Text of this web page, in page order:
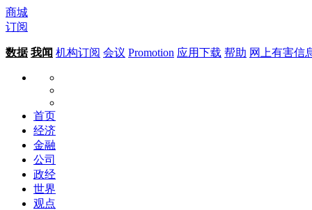
商城
订阅
数据 我闻 机构订阅 会议 Promotion 应用下载 帮助 网上有害信
首页
经济
金融
公司
政经
世界
观点